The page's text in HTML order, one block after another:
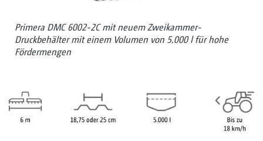
Primera DMC 6002-2C mit neuem Zweikammer-
Druckbehälter mit einem Volumen von 5.000 l für hohe
Fördermengen